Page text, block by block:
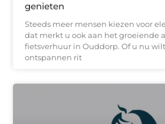
genieten
Steeds meer mensen kiezen voor
dat merkt u ook aan het groeiende
fietsverhuur in Ouddorp. Of u nu
ontspannen rit